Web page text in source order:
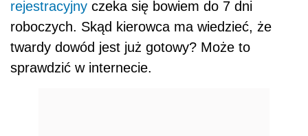
rejestracyjny czeka się bowiem do 7 dni
roboczych. Skąd kierowca ma wiedzieć, że
twardy dowód jest już gotowy? Może to
sprawdzić w internecie.